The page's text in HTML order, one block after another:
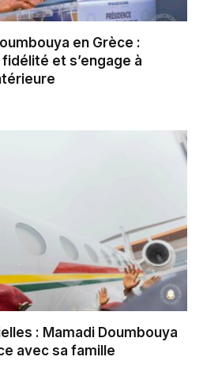
en Grèce :
et s’engage à
: Mamadi Doumbouya
avec sa famille